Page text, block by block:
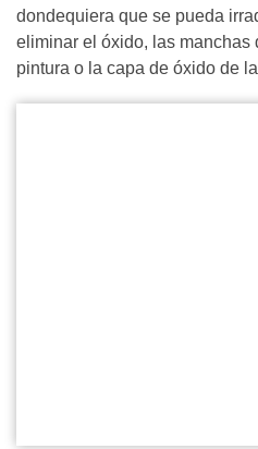
dondequiera que se pueda
eliminar el óxido, las manchas
pintura o la capa de óxido de